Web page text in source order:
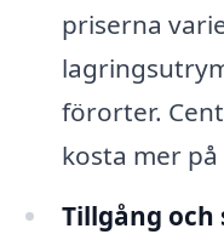
priserna
förorter.
kosta mer
Tillgång och